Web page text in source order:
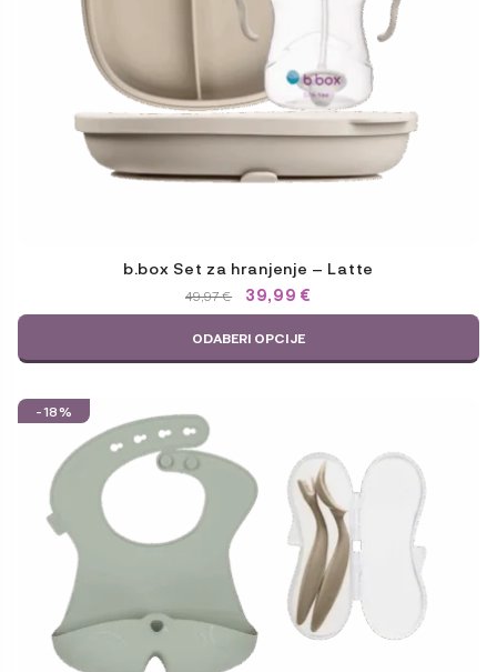
b.box Set za hranjenje – Latte
49,97€
IZVORNA
CIJENA
JE:
49,97 €.
39,99€
CIJENA
ODABERI OPCIJE
-18%